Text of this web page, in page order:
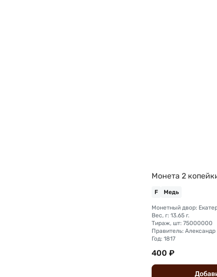
Монета 2
F Медь
Монетный двор:
Вес, г: 13.65 г.
Тираж, шт: 75000000
Правитель: Александр
Год: 1817
400 ₽